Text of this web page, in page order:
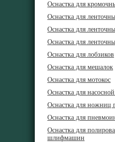
Оснастка для
Оснастка для
Оснастка для
Оснастка для
Оснастка для лобзиков
Оснастка для мешалок
Оснастка для мотокос
Оснастка для
Оснастка для ножниц
Оснастка для
Оснастка для
шлифмашин